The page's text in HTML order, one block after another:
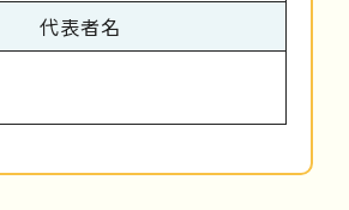
代表者名